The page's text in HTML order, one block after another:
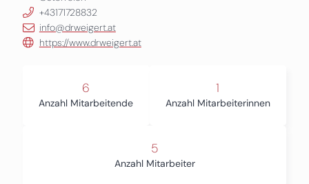
+43171728832
info@drweigert.at
https://www.drweigert.at
6
Anzahl Mitarbeitende
1
Anzahl Mitarbeiterinnen
5
Anzahl Mitarbeiter